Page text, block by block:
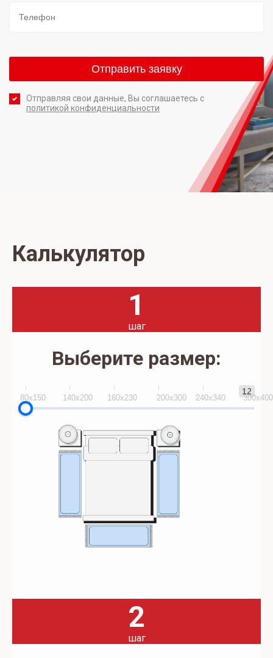
Отправляя свои данные, Вы соглашаетесь с
политикой конфиденциальности
Калькулятор
1
шаг
Выберите размер:
12
80x150 140х200 160х230 200х300 240х340 300х400
2
шаг